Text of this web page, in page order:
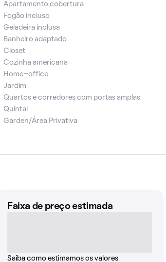
Apartamento cobertura
Fogão incluso
Geladeira inclusa
Banheiro adaptado
Closet
Cozinha americana
Home-office
Jardim
Quartos e corredores com portas amplas
Quintal
Garden/Área Privativa
Faixa de preço estimada
Saiba como estimamos os valores